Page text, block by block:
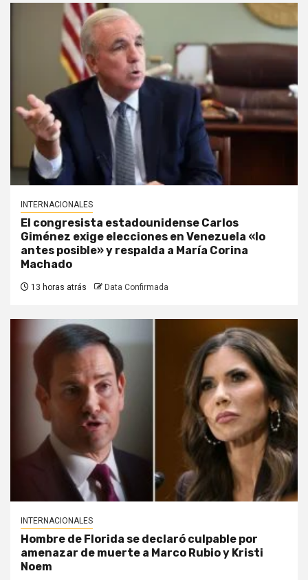
INTERNACIONALES
El congresista estadounidense Carlos
Giménez exige elecciones en Venezuela «lo
antes posible» y respalda a María Corina
Machado
13 horas atrás Data Confirmada
INTERNACIONALES
Hombre de Florida se declaró culpable por
amenazar de muerte a Marco Rubio y Kristi
Noem